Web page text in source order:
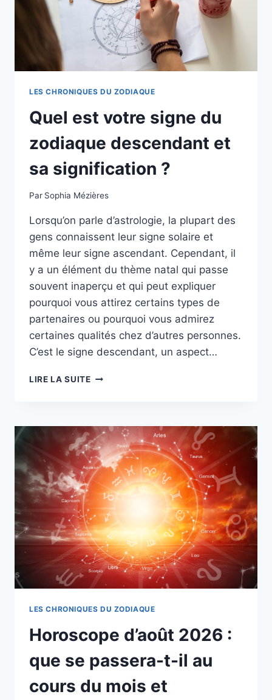
SANS
RÉFLÉCHIR
LES CHRONIQUES DU ZODIAQUE
Quel est votre signe du
zodiaque descendant et
sa signification ?
Par Sophia Mézières
Lorsqu’on parle d’astrologie, la plupart des
gens connaissent leur signe solaire et
même leur signe ascendant. Cependant, il
y a un élément du thème natal qui passe
souvent inaperçu et qui peut expliquer
pourquoi vous attirez certains types de
partenaires ou pourquoi vous admirez
certaines qualités chez d’autres personnes.
C’est le signe descendant, un aspect…
LIRE LA SUITEQUEL
DU
ZODIAQUE
DESCENDANT
ET
SA
SIGNIFICATION
LES CHRONIQUES DU ZODIAQUE
Horoscope d’août 2026 :
que se passera-t-il au
cours du mois et